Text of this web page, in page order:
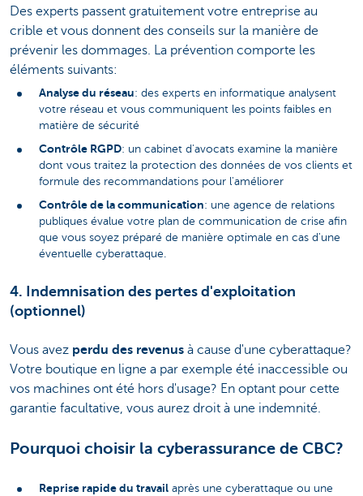
Des experts passent gratuitement votre entreprise au
crible et vous donnent des conseils sur la manière de
prévenir les dommages. La prévention comporte les
éléments suivants:
Analyse du réseau: des experts en informatique analysent
votre réseau et vous communiquent les points faibles en
matière de sécurité
Contrôle RGPD: un cabinet d'avocats examine la manière
dont vous traitez la protection des données de vos clients et
formule des recommandations pour l'améliorer
Contrôle de la communication: une agence de relations
publiques évalue votre plan de communication de crise afin
que vous soyez préparé de manière optimale en cas d'une
éventuelle cyberattaque.
4. Indemnisation des pertes d'exploitation
(optionnel)
Vous avez perdu des revenus à cause d'une cyberattaque?
Votre boutique en ligne a par exemple été inaccessible ou
vos machines ont été hors d'usage? En optant pour cette
garantie facultative, vous aurez droit à une indemnité.
Pourquoi choisir la cyberassurance de CBC?
Reprise rapide du travail après une cyberattaque ou une